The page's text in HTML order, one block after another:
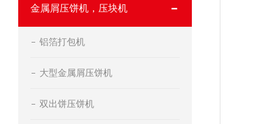
金属屑压饼机，压块机
铝箔打包机
大型金属屑压饼机
双出饼压饼机